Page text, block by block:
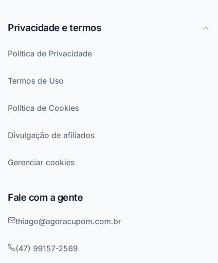
Privacidade e termos
Política de Privacidade
Termos de Uso
Política de Cookies
Divulgação de afiliados
Gerenciar cookies
Fale com a gente
thiago@agoracupom.com.br
(47) 99157-2569